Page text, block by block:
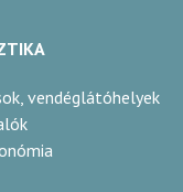
vendéglátóhelyek